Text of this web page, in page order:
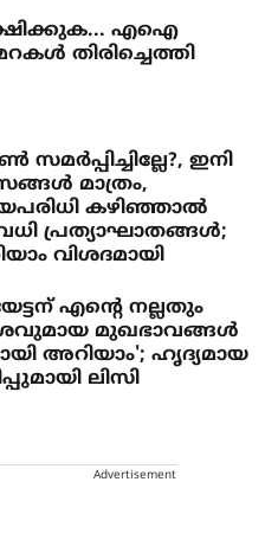
എഐ
തിരിച്ചെത്തി
സമര്‍പ്പിച്ചില്ലേ?, ഇനി
മാത്രം,
കഴിഞ്ഞാല്‍
പ്രത്യാഘാതങ്ങള്‍;
വിശദമായി
എ‌ന്റെ നല്ലതും
മുഖഭാവങ്ങൾ
അറിയാം'; ഹൃദ്യമായ
ലിസി
Advertisement